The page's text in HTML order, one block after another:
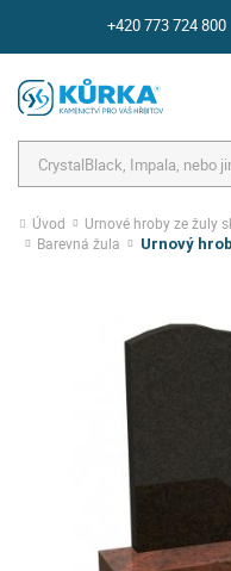
+420 773 724 800
Úvod Urnové hroby ze žuly
Barevná žula
Urnový